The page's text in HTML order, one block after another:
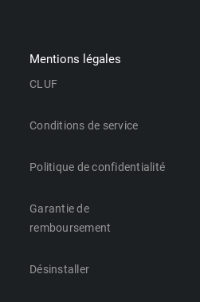
Mentions légales
CLUF
Conditions de service
Politique de confidentialité
Garantie de
remboursement
Désinstaller